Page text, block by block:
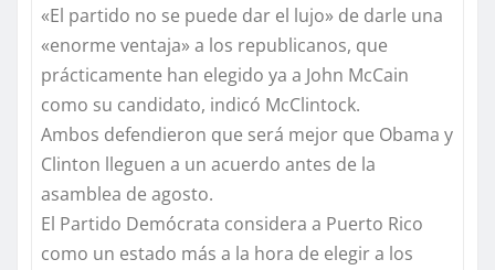
«El partido no se puede dar el lujo» de darle una
«enorme ventaja» a los republicanos, que
prácticamente han elegido ya a John McCain
como su candidato, indicó McClintock.
Ambos defendieron que será mejor que Obama y
Clinton lleguen a un acuerdo antes de la
asamblea de agosto.
El Partido Demócrata considera a Puerto Rico
como un estado más a la hora de elegir a los